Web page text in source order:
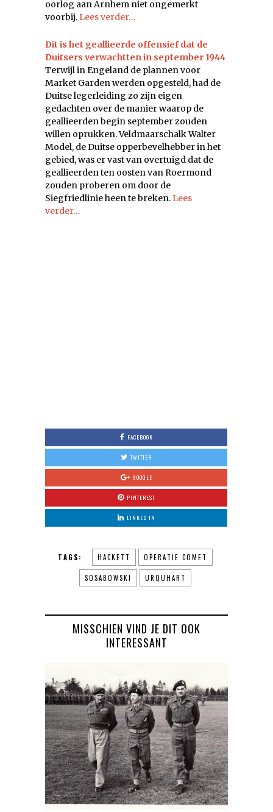
oorlog aan Arnhem niet ongemerkt
voorbij. Lees verder…
Dit is het geallieerde offensief dat de
Duitsers verwachtten in september 1944
Terwijl in Engeland de plannen voor
Market Garden werden opgesteld, had de
Duitse legerleiding zo zijn eigen
gedachten over de manier waarop de
geallieerden begin september zouden
willen oprukken. Veldmaarschalk Walter
Model, de Duitse opperbevelhebber in het
gebied, was er vast van overtuigd dat de
geallieerden ten oosten van Roermond
zouden proberen om door de
Siegfriedlinie heen te breken. Lees
verder…
FACEBOOK
TWITTER
GOOGLE
PINTEREST
LINKED IN
TAGS: HACKETT OPERATIE COMET
SOSABOWSKI URQUHART
MISSCHIEN VIND JE DIT OOK
INTERESSANT